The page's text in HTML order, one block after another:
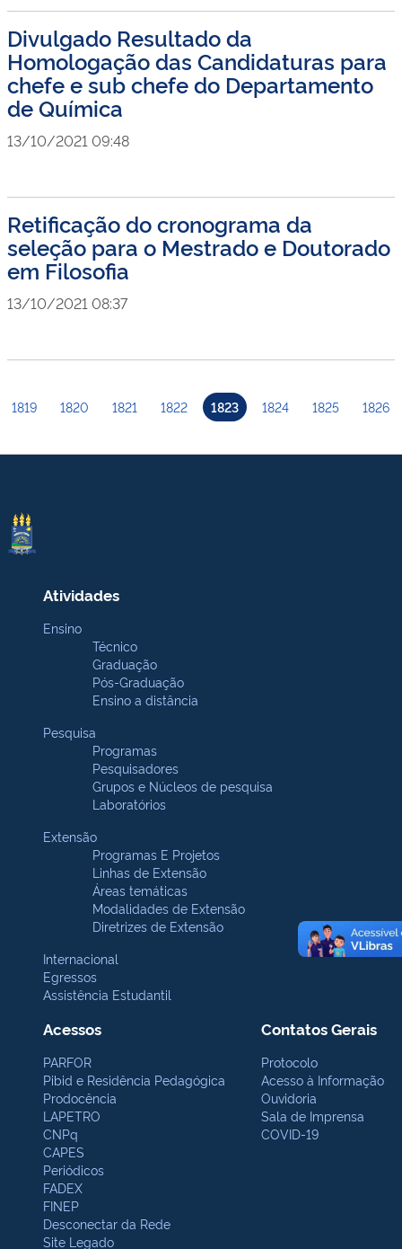
Divulgado Resultado da
Homologação das Candidaturas para
chefe e sub chefe do Departamento
de Química
13/10/2021 09:48
Retificação do cronograma da
seleção para o Mestrado e Doutorado
em Filosofia
13/10/2021 08:37
1819 1820 1821 1822 1823 1824 1825 1826
Atividades
Ensino
Técnico
Graduação
Pós-Graduação
Ensino a distância
Pesquisa
Programas
Pesquisadores
Grupos e Núcleos de pesquisa
Laboratórios
Extensão
Programas E Projetos
Linhas de Extensão
Áreas temáticas
Modalidades de Extensão
Diretrizes de Extensão
Internacional
Egressos
Assistência Estudantil
Acessos
PARFOR
Pibid e Residência Pedagógica
Prodocência
LAPETRO
CNPq
CAPES
Periódicos
FADEX
FINEP
Desconectar da Rede
Site Legado
Contatos Gerais
Protocolo
Acesso à Informação
Ouvidoria
Sala de Imprensa
COVID-19